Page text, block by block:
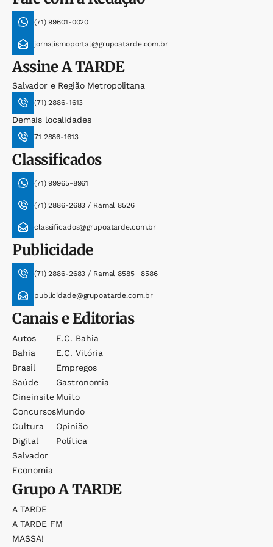
(71) 99601-0020
jornalismoportal@grupoatarde.com.br
AssineA TARDE
Salvador e Região Metropolitana
(71) 2886-1613
Demais localidades
71 2886-1613
Classificados
(71) 99965-8961
(71) 2886-2683 / Ramal 8526
classificados@grupoatarde.com.br
Publicidade
(71) 2886-2683 / Ramal 8585 | 8586
publicidade@grupoatarde.com.br
Canais e Editorias
Autos
Bahia
Brasil
Saúde
Cineinsite
Concursos
Cultura
Digital
Salvador
Economia
E.c. Bahia
E.c. Vitória
Empregos
Gastronomia
Muito
Mundo
Opinião
Política
GrupoA TARDE
A TARDE
A TARDE FM
MASSA!